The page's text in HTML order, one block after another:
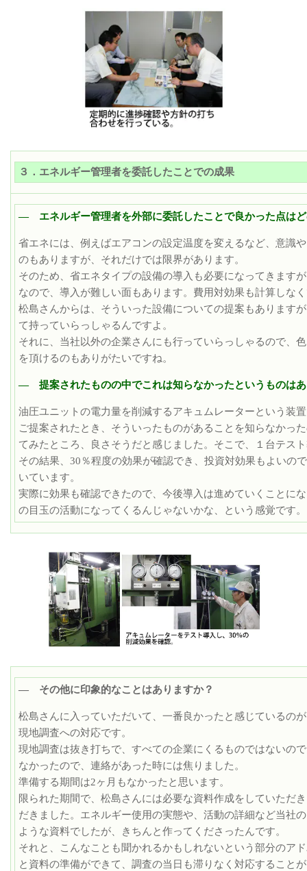
３．エネルギー管理者を委託したことでの成果
― エネルギー管理者を外部に委託したことで良かった点は
省エネには、例えばエアコンの設定温度を変えるなど、意識
のもありますが、それだけでは限界があります。
そのため、省エネタイプの設備の導入も必要になってきます
なので、導入が難しい面もあります。費用対効果も計算しな
松島さんからは、そういった設備についての提案もあります
て持っていらっしゃるんですよ。
それに、当社以外の企業さんにも行っていらっしゃるので、
を頂けるのもありがたいですね。
― 提案されたものの中でこれは知らなかったというものは
油圧ユニットの電力量を削減するアキュムレーターという装
ご提案されたとき、そういったものがあることを知らなかっ
てみたところ、良さそうだと感じました。そこで、１台テス
その結果、30％程度の効果が確認でき、投資対効果もよいの
いています。
実際に効果も確認できたので、今後導入は進めていくことに
の目玉の活動になってくるんじゃないかな、という感覚です。
― その他に印象的なことはありますか？
松島さんに入っていただいて、一番良かったと感じているの
現地調査への対応です。
現地調査は抜き打ちで、すべての企業にくるものではないの
なかったので、連絡があった時には焦りました。
準備する期間は2ヶ月もなかったと思います。
限られた期間で、松島さんには必要な資料作成をしていただ
だきました。エネルギー使用の実態や、活動の詳細など当社
ような資料でしたが、きちんと作ってくださったんです。
それと、こんなことも聞かれるかもしれないという部分のア
と資料の準備ができて、調査の当日も滞りなく対応すること